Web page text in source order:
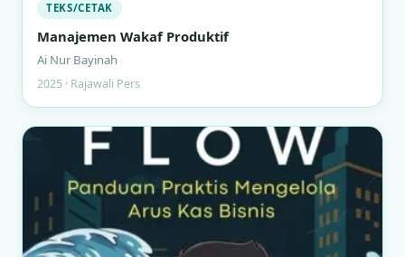
TEKS/CETAK
Manajemen Wakaf Produktif
Ai Nur Bayinah
2025 · Rajawali Pers